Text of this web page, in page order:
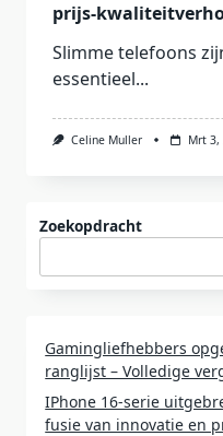
prijs-
Slimme telefoons
essentieel...
Celine Muller Mrt 3,
Zoekopdracht
Gamingliefhebbers
ranglijst – Volledige
IPhone 16-serie
fusie van innovatie en